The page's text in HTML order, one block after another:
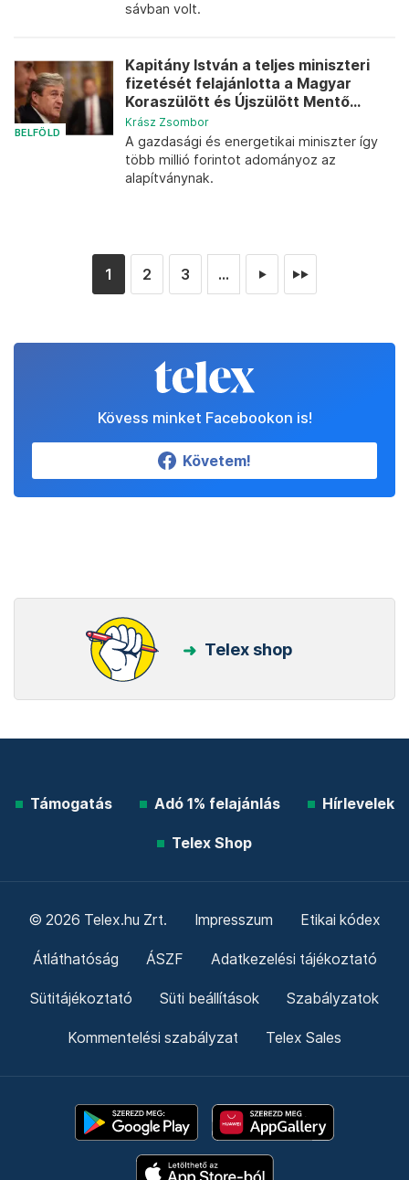
sávban volt.
BELFÖLD
Kapitány István a teljes miniszteri
fizetését felajánlotta a Magyar
Koraszülött és Újszülött Mentő...
Krász Zsombor
A gazdasági és energetikai miniszter így
több millió forintot adományoz az
alapítványnak.
1 2 3 ... ► ►►
Kövess minket Facebookon is!
Követem!
Telex shop
Támogatás Adó 1% felajánlás Hírlevelek
Telex Shop
© 2026 Telex.hu Zrt. Impresszum Etikai kódex
Átláthatóság ÁSZF Adatkezelési tájékoztató
Sütitájékoztató Süti beállítások Szabályzatok
Kommentelési szabályzat Telex Sales